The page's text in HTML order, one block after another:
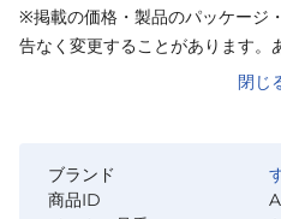
※掲載の価格・製品のパッケージ
告なく変更することがあります。
閉じ
ブランド
商品ID